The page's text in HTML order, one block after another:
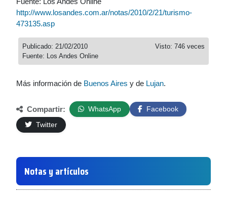
http://www.losandes.com.ar/notas/2010/2/21/turismo-
473135.asp
Visto: 746 veces
Publicado: 21/02/2010
Fuente: Los Andes Online
Más información de Buenos Aires y de Lujan.
Compartir: WhatsApp
Facebook
Twitter
Notas y artículos